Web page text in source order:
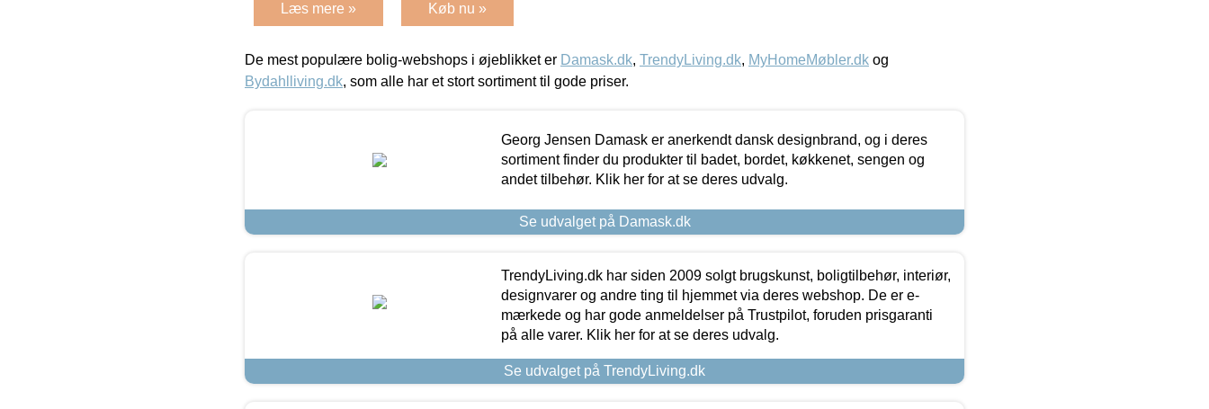
Læs mere » Køb nu »
De mest populære bolig-webshops i øjeblikket er Damask.dk, TrendyLiving.dk, MyHomeMøbler.dk og
Bydahlliving.dk, som alle har et stort sortiment til gode priser.
Georg Jensen Damask er anerkendt dansk designbrand, og i deres
sortiment finder du produkter til badet, bordet, køkkenet, sengen og
andet tilbehør. Klik her for at se deres udvalg.
Se udvalget på Damask.dk
TrendyLiving.dk har siden 2009 solgt brugskunst, boligtilbehør, interiør,
designvarer og andre ting til hjemmet via deres webshop. De er e-
mærkede og har gode anmeldelser på Trustpilot, foruden prisgaranti
på alle varer. Klik her for at se deres udvalg.
Se udvalget på TrendyLiving.dk